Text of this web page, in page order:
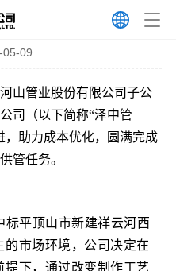
助力成本优化
05-09
山管业股份有限公司子公
司 （以下简称“泽中管
， 助力成本优化，圆满完成
供管任务。
标平顶山市新建祥云河西
的市场环境，公司决定在
提下，通过改变制作工艺